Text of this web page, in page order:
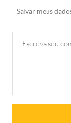
Salvar meus